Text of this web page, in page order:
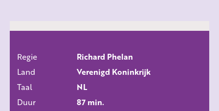
Regie
Richard Phelan
Land
Verenigd Koninkrijk
Taal
NL
Duur
87 min.